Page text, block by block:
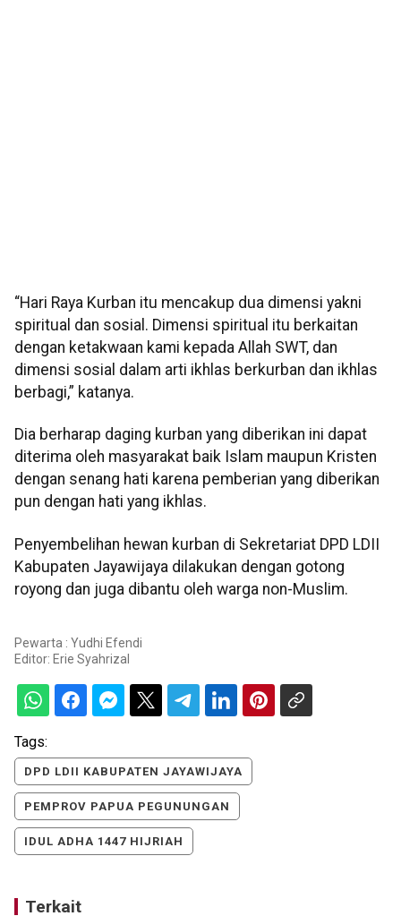
“Hari Raya Kurban itu mencakup dua dimensi yakni
spiritual dan sosial. Dimensi spiritual itu berkaitan
dengan ketakwaan kami kepada Allah SWT, dan
dimensi sosial dalam arti ikhlas berkurban dan ikhlas
berbagi,” katanya.
Dia berharap daging kurban yang diberikan ini dapat
diterima oleh masyarakat baik Islam maupun Kristen
dengan senang hati karena pemberian yang diberikan
pun dengan hati yang ikhlas.
Penyembelihan hewan kurban di Sekretariat DPD LDII
Kabupaten Jayawijaya dilakukan dengan gotong
royong dan juga dibantu oleh warga non-Muslim.
Pewarta : Yudhi Efendi
Editor: Erie Syahrizal
Tags:
DPD LDII KABUPATEN JAYAWIJAYA
PEMPROV PAPUA PEGUNUNGAN
IDUL ADHA 1447 HIJRIAH
Terkait